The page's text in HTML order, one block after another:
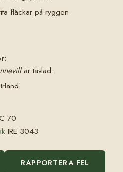
fläckar på ryggen
är tävlad.
70
IRE 3043
RAPPORTERA FEL